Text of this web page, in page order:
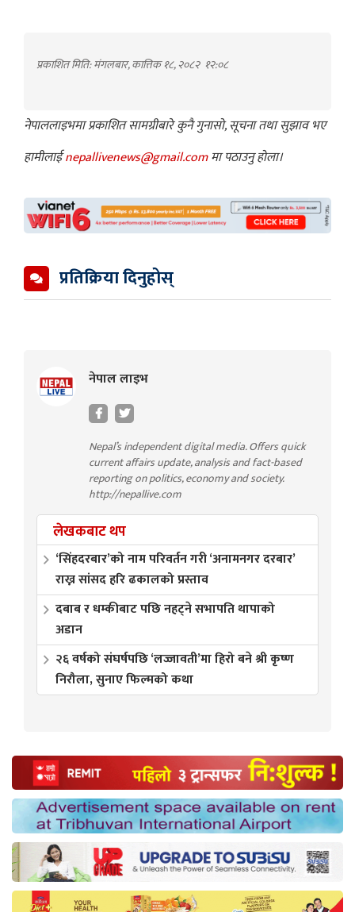
प्रकाशित मिति: मंगलबार, कात्तिक १८, २०८२ १२:०८
नेपाललाइभमा प्रकाशित सामग्रीबारे कुनै गुनासो, सूचना तथा सुझाव भए
हामीलाईnepallivenews@gmail.comमा पठाउनु होला।
प्रतिक्रिया दिनुहोस्
नेपाल लाइभ
Nepal’s independent digital media. Offers quick
current affairs update, analysis and fact-based
reporting on politics, economy and society.
http://nepallive.com
लेखकबाट थप
‘सिंहदरबार’को नाम परिवर्तन गरी ‘अनामनगर दरबार’
राख्न सांसद हरि ढकालको प्रस्ताव
दबाब र धम्कीबाट पछि नहट्ने सभापति थापाको
अडान
२६ वर्षको संघर्षपछि ‘लज्जावती’मा हिरो बने श्री कृष्ण
निरौला, सुनाए फिल्मको कथा